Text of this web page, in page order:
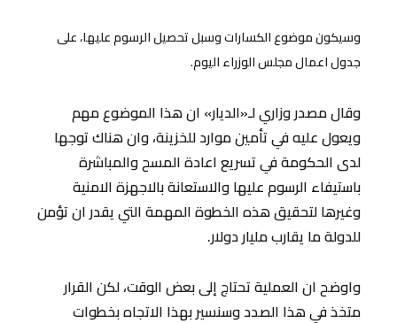
وسيكون موضوع الكسارات وسبل تحصيل الرسوم عليها، على
جدول اعمال مجلس الوزراء اليوم.
وقال مصدر وزاري لـ«الديار» ان هذا الموضوع مهم
ويعول عليه في تأمين موارد للخزينة، وان هناك توجها
لدى الحكومة في تسريع اعادة المسح والمباشرة
باستيفاء الرسوم عليها والاستعانة بالاجهزة الامنية
وغيرها لتحقيق هذه الخطوة المهمة التي يقدر ان تؤمن
للدولة ما يقارب مليار دولار.
واوضح ان العملية تحتاج إلى بعض الوقت، لكن القرار
متخذ في هذا الصدد وسنسير بهذا الاتجاه بخطوات